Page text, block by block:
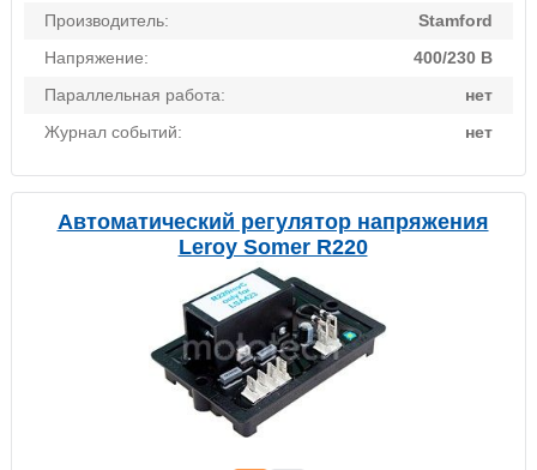
Производитель:
Stamford
Напряжение:
400/230 В
Параллельная работа:
нет
Журнал событий:
нет
Автоматический регулятор напряжения
Leroy Somer R220